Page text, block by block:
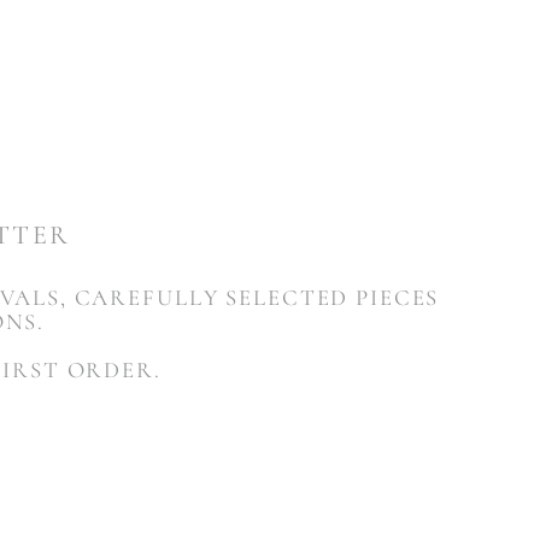
CAREFULLY SELECTED PIECES
ORDER.